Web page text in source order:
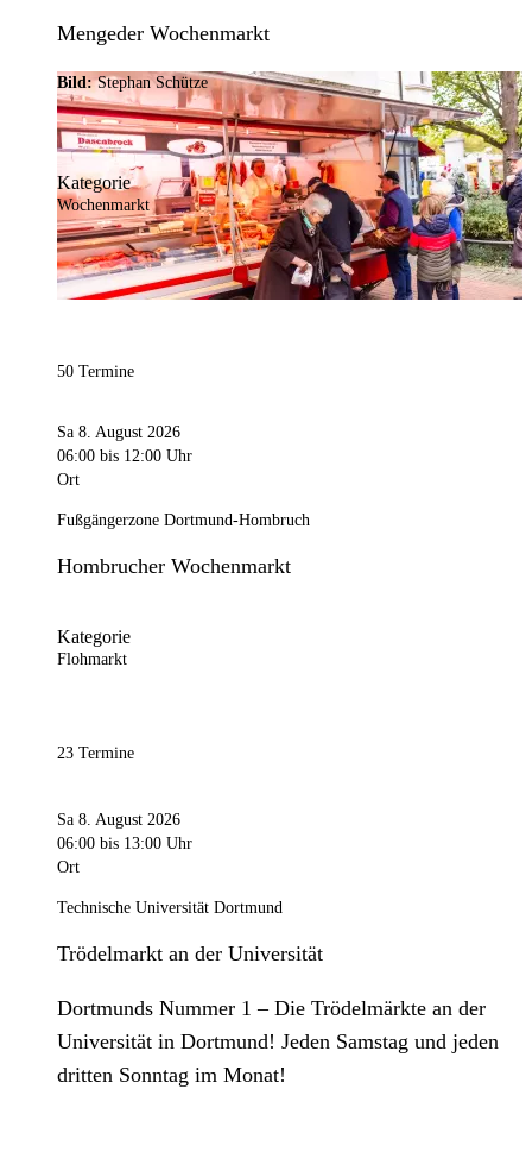
Mengeder Wochenmarkt
Bild:Stephan Schütze
Kategorie
Wochenmarkt
50 Termine
Sa 8. August 2026
06:00 bis 12:00 Uhr
Ort
Fußgängerzone Dortmund-Hombruch
Hombrucher Wochenmarkt
Kategorie
Flohmarkt
23 Termine
Sa 8. August 2026
06:00 bis 13:00 Uhr
Ort
Technische Universität Dortmund
Trödelmarkt an der Universität
Dortmunds Nummer 1 – Die Trödelmärkte an der
Universität in Dortmund! Jeden Samstag und jeden
dritten Sonntag im Monat!